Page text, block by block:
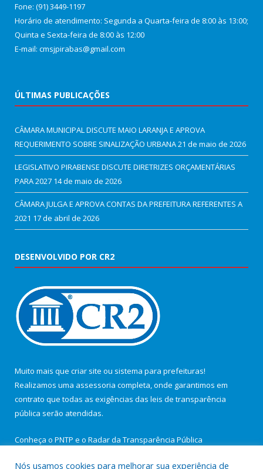
Fone: (91) 3449-1197
Horário de atendimento: Segunda a Quarta-feira de 8:00 às 13:00;
Quinta e Sexta-feira de 8:00 às 12:00
E-mail: cmsjpirabas@gmail.com
ÚLTIMAS PUBLICAÇÕES
CÂMARA MUNICIPAL DISCUTE MAIO LARANJA E APROVA
REQUERIMENTO SOBRE SINALIZAÇÃO URBANA21 de maio de 2026
LEGISLATIVO PIRABENSE DISCUTE DIRETRIZES ORÇAMENTÁRIAS
PARA 2027 14 de maio de 2026
CÂMARA JULGA E APROVA CONTAS DA PREFEITURA REFERENTES A
2021 17 de abril de 2026
DESENVOLVIDO POR CR2
Muito mais que criar site ou sistema para prefeituras!
Realizamos uma assessoria completa, onde garantimos em
contrato que todas as exigências das leis de transparência
pública serão atendidas.
Conheça o PNTP e o Radar da Transparência Pública
Nós usamos cookies para melhorar sua experiência de